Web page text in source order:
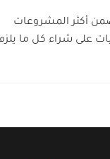
أكثر المشروعات
على شراء كل ما